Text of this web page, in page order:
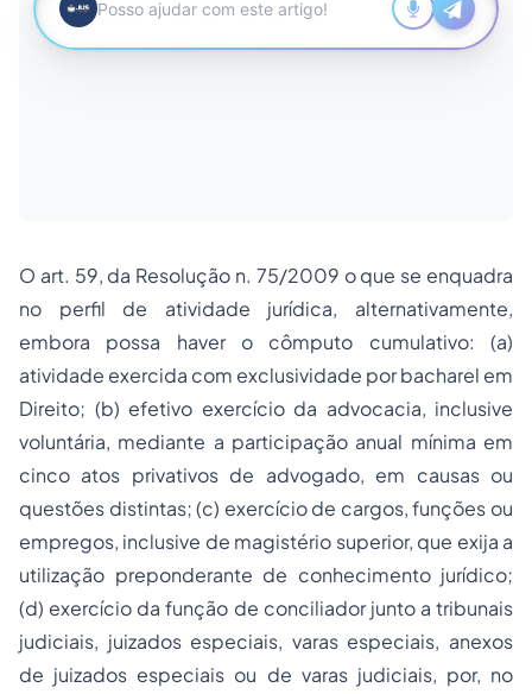
O art. 59, da Resolução n. 75/2009 o que se enquadra
no perfil de atividade jurídica, alternativamente,
embora possa haver o cômputo cumulativo: (a)
atividade exercida com exclusividade por bacharel em
Direito; (b) efetivo exercício da advocacia, inclusive
voluntária, mediante a participação anual mínima em
cinco atos privativos de advogado, em causas ou
questões distintas; (c) exercício de cargos, funções ou
empregos, inclusive de magistério superior, que exija a
utilização preponderante de conhecimento jurídico;
(d) exercício da função de conciliador junto a tribunais
judiciais, juizados especiais, varas especiais, anexos
de juizados especiais ou de varas judiciais, por, no